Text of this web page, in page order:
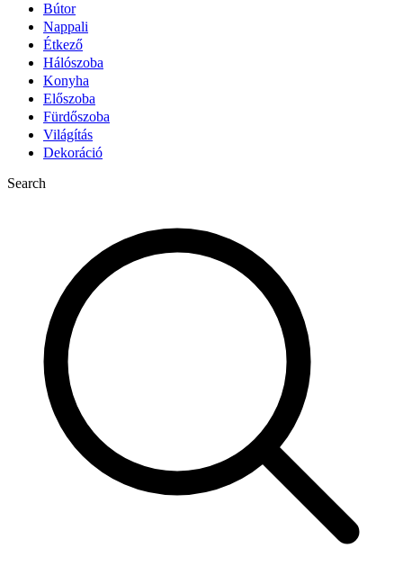
Bútor
Nappali
Étkező
Hálószoba
Konyha
Előszoba
Fürdőszoba
Világítás
Dekoráció
Search